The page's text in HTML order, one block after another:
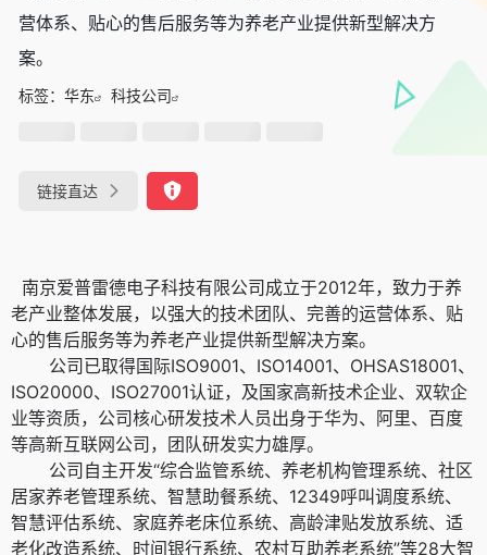
营体系、贴心的售后服务等为养老产业提供新型解决方
案。
标签： 华东 科技公司
链接直达
南京爱普雷德电子科技有限公司成立于2012年，致力于养
老产业整体发展，以强大的技术团队、完善的运营体系、贴
心的售后服务等为养老产业提供新型解决方案。
公司已取得国际ISO9001、ISO14001、OHSAS18001、
ISO20000、ISO27001认证，及国家高新技术企业、双软企
业等资质，公司核心研发技术人员出身于华为、阿里、百度
等高新互联网公司，团队研发实力雄厚。
公司自主开发“综合监管系统、养老机构管理系统、社区
居家养老管理系统、智慧助餐系统、12349呼叫调度系统、
智慧评估系统、家庭养老床位系统、高龄津贴发放系统、适
老化改造系统、时间银行系统、农村互助养老系统”等28大智